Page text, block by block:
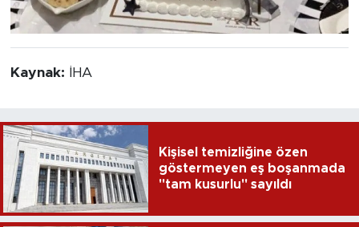
Kaynak: İHA
Kişisel temizliğine özen
göstermeyen eş boşanmada
"tam kusurlu" sayıldı